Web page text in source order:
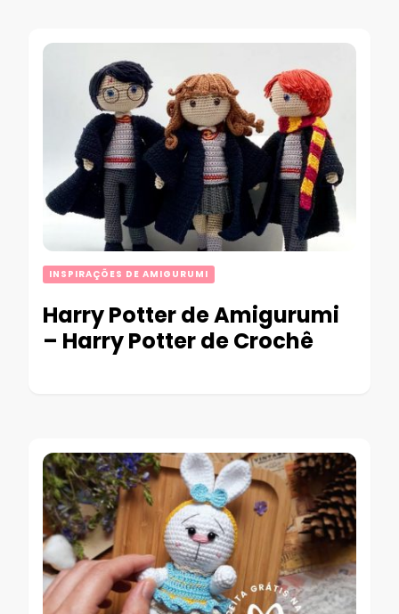
INSPIRAÇÕES DE AMIGURUMI
Harry Potter de Amigurumi
– Harry Potter de Crochê